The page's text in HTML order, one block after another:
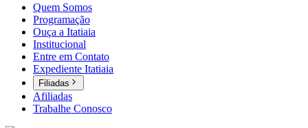
Quem Somos
Programação
Ouça a Itatiaia
Institucional
Entre em Contato
Expediente Itatiaia
Filiadas
Afiliadas
Trabalhe Conosco